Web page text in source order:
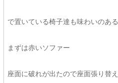
で置いている椅子達も味わいのあ
まずは赤いソファー
座面に破れが出たので座面張り替え